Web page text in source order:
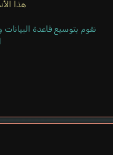
هذا
نقوم بتوسيع قاعدة